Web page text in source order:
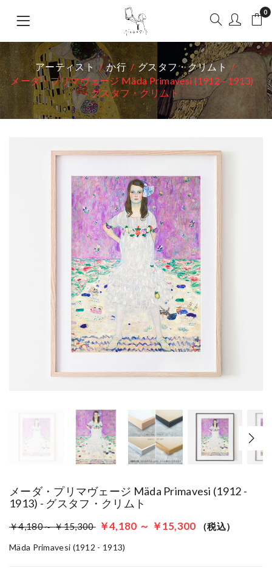
0
アーティスト か行
グスタフ・クリムト
メーダ・プリマヴェージ Mäda Primavesi (1912 - 1913)
- グスタフ・クリムト
メーダ・プリマヴェージ Mäda Primavesi (1912 -
1913) - グスタフ・クリムト
￥4,180～ ￥15,300 ￥4,180 ～ ￥15,300 （税込）
Mäda Primavesi (1912 - 1913)